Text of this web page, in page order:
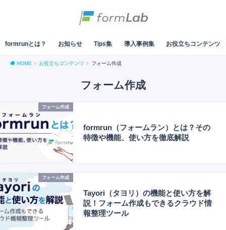
formrunとは？ お知らせ Tips集 導入事例集 お役立ちコンテンツ
HOME お役立ちコンテンツ フォーム作成
フォーム作成
フォーム作成
formrun（フォームラン）とは？その
特徴や機能、使い方を徹底解説
フォーム作成
Tayori（タヨリ）の機能と使い方を解
説！フォーム作成もできるクラウド情
報整理ツール